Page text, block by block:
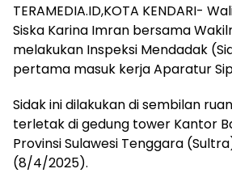
TERAMEDIA.ID,KOTA KENDARI-
Siska Karina Imran bersama
melakukan Inspeksi Mendadak
pertama masuk kerja Aparatur
Sidak ini dilakukan di sembilan
terletak di gedung tower Kantor
Provinsi Sulawesi Tenggara
(8/4/2025).